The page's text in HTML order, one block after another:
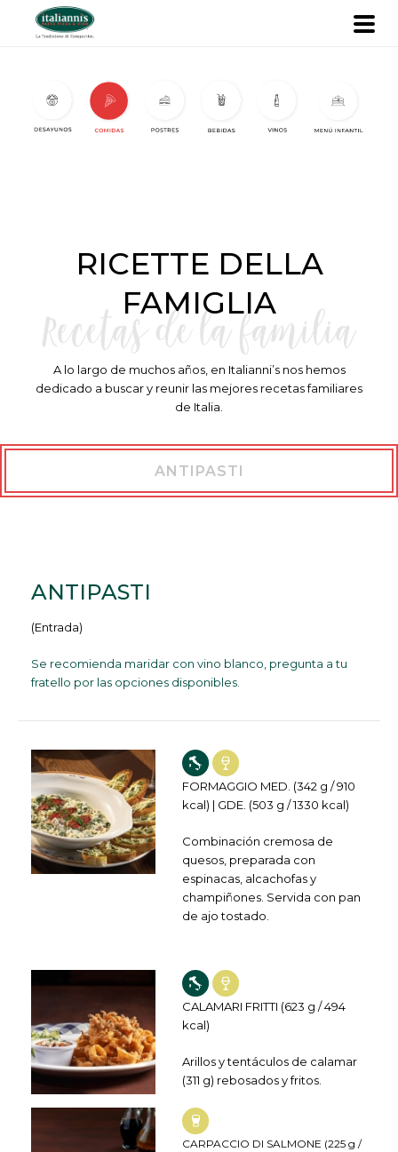
RICETTE DELLA
FAMIGLIA
A lo largo de muchos años, en Italianni’s nos hemos
dedicado a buscar y reunir las mejores recetas familiares
de Italia.
ANTIPASTI
ANTIPASTI
(Entrada)
Se recomienda maridar con vino blanco, pregunta a tu
fratello por las opciones disponibles.
FORMAGGIO MED. (342 g / 910
kcal) | GDE. (503 g / 1330 kcal)
Combinación cremosa de
quesos, preparada con
espinacas, alcachofas y
champiñones. Servida con pan
de ajo tostado.
CAL AMARI FRITTI (623 g / 494
kcal)
Arillos y tentáculos de calamar
(311 g) rebosados y fritos.
CARPACCIO DI SALMONE (225 g /